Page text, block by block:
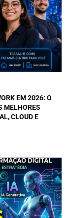
EM 2026: O
MELHORES
CLOUD E